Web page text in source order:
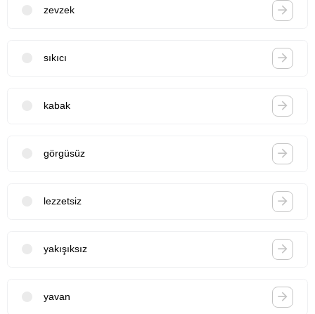
zevzek
sıkıcı
kabak
görgüsüz
lezzetsiz
yakışıksız
yavan